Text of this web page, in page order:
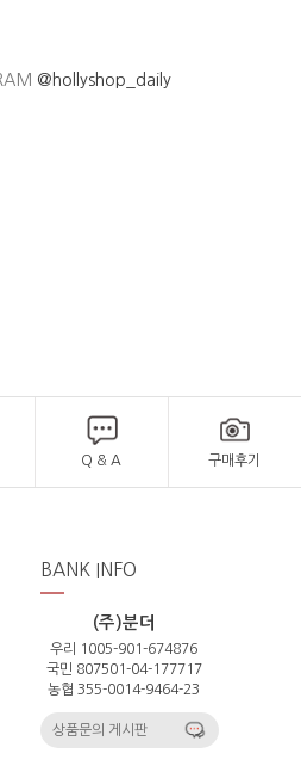
@hollyshop_daily
Q & A 구매후기
BANK INFO
(주)분더
우리 1005-901-674876
국민 807501-04-177717
농협 355-0014-9464-23
상품문의 게시판